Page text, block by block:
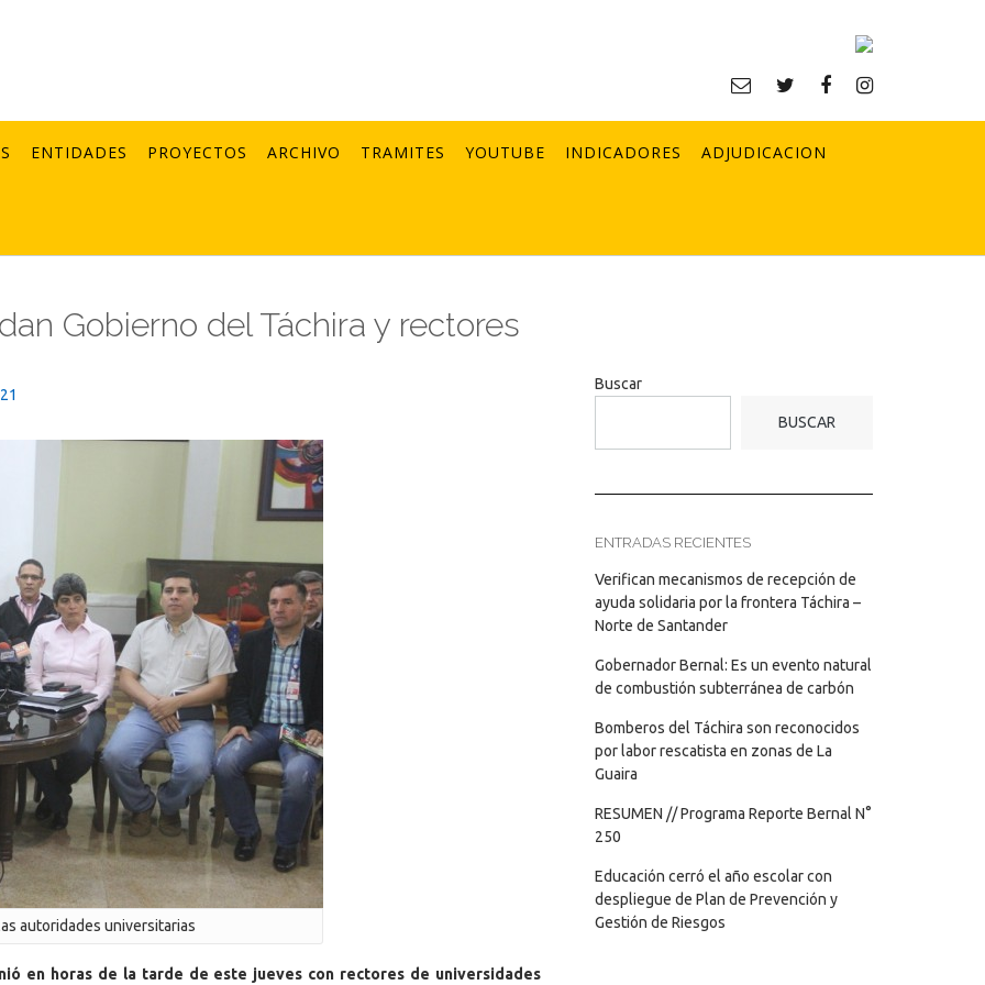
ENTIDADES PROYECTOS ARCHIVO TRAMITES YOUTUBE INDICADORES ADJUDICACION
Gobierno del Táchira y rectores
autoridades universitarias
en horas de la tarde de este jueves con rectores de universidades
Buscar
BUSCAR
ENTRADAS RECIENTES
Verifican mecanismos de recepción de
ayuda solidaria por la frontera Táchira –
Norte de Santander
Gobernador Bernal: Es un evento natural
de combustión subterránea de carbón
Bomberos del Táchira son reconocidos
por labor rescatista en zonas de La
Guaira
RESUMEN // Programa Reporte Bernal N°
250
Educación cerró el año escolar con
despliegue de Plan de Prevención y
Gestión de Riesgos